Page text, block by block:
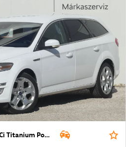
Ford Mondeo Kombi 2.0 TDCi Titanium Powershift